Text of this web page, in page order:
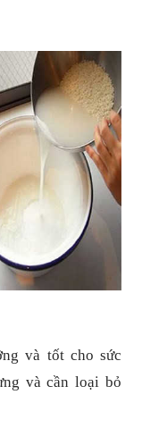
và tốt cho sức
và cần loại bỏ